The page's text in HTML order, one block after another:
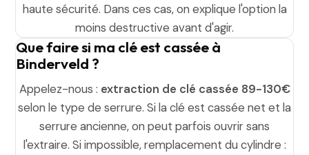
haute sécurité. Dans ces cas, on explique l'option la
moins destructive avant d'agir.
Que faire si ma clé est cassée à
Binderveld ?
Appelez-nous : extraction de clé cassée 89-130€
selon le type de serrure. Si la clé est cassée net et la
serrure ancienne, on peut parfois ouvrir sans
l'extraire. Si impossible, remplacement du cylindre :